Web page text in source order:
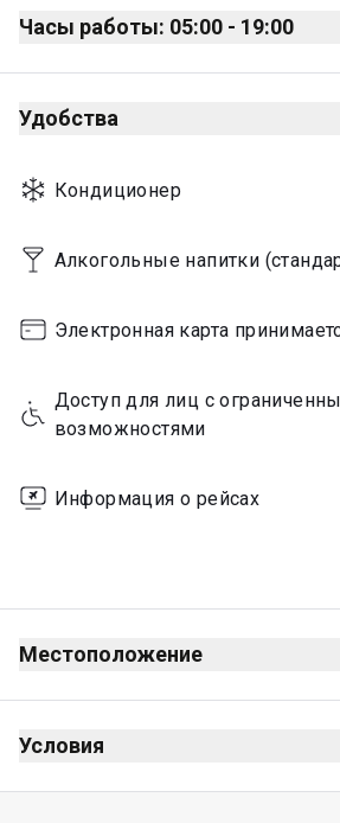
Часы работы: 05:00 - 19:00
Monday
Tuesday
Thursday
Friday
Sunday
Удобства
Кондиционер
Алкогольные напитки
Электронная карта
Доступ для лиц с
возможностями
Информация о рейсах
Местоположение
Условия